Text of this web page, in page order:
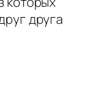
друга